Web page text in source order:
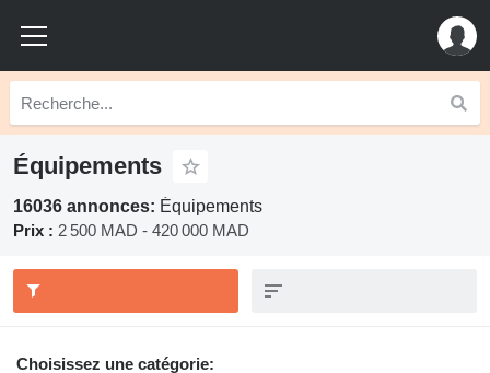
Équipements
16036 annonces: Équipements
Prix : 2 500 MAD - 420 000 MAD
Choisissez une catégorie: